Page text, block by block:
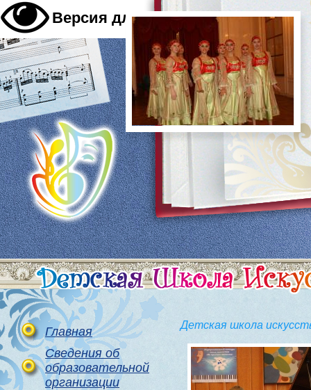
Версия для слабовидящих A A A
Главная
Сведения об
образовательной
организации
Детская школа